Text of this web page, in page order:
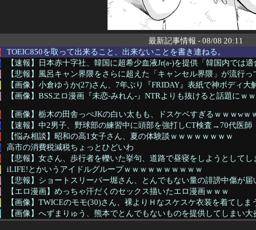
最新記事情報 - 08/08 20:11
TOEIC850を取って出来ること、出来ないことを書き連ねる。
【速報】日本赤十字社、韓国に超希少血液Jr(a-)を提供「韓国内では適
【悲報】風呂キャン界隈をさらに超えた「キャンセル界隈」が流行っ
【画像】小倉ゆうか(27)さん、7年ぶり『FRIDAY』表紙で神ボディ大
【画像】BSSヱロ漫画『未恋-みれん-』NTRよりも抜けると話題にｗ
【画像】栃木の田舎っぺJKの白い太もも、ドスケベすぎるｗｗｗwｗ
【速報】中2男子、野球部の練習中に頭部を強打しCT検査→70代医師
【悩み相談】昭和の高1女子さん、夏の体験談ｗｗｗｗｗｗｗｗ
高市の消費税減税ちょっとひどいわ
【悲報】女さん、歩行者を轢いた挙句、道路で昼寝をしようとしてし
iLIFE!とかいうアイドルグループｗｗｗｗｗｗｗｗｗｗ
【悲報】ショートスリーパー堀さん、とんでもない量の誹謗中傷が
【エロ漫画】めっちゃ汗だくのセックス描いたエロ漫画ｗｗｗ
【画像】TWICEのモモ(30)さん、裸よりＨなスケスケ衣装を着てしま
【画像】へずまりゅう、熊本でとんでもないものを提供してしまい大